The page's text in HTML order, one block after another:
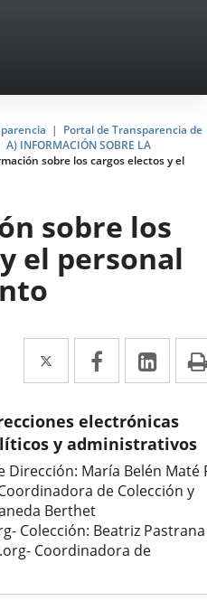
Portal de Transparencia de
A) INFORMACIÓN SOBRE LA
sobre los cargos electos y el
sobre los
el personal
Twitter
Enlace
a
una
aplicación
externa.
Facebook
Enlace
a
una
aplicación
externa.
a
una
electrónicas
y administrativos
Dirección: María Belén Maté
de Colección y
Berthet
Colección: Beatriz Pastrana
Coordinadora de